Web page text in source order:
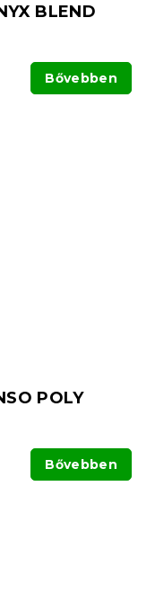
BLEND
Bővebben
POLY
Bővebben